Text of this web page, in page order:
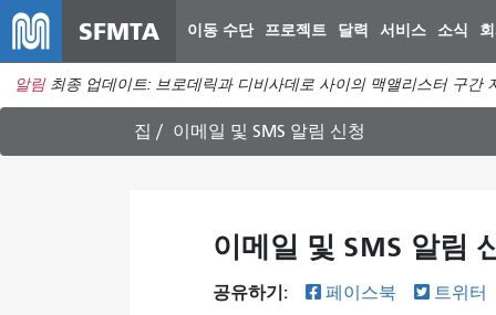
SFMTA 이동 수단 프로젝트 달력 서비스 소식
알림 최종 업데이트: 브로데릭과 디비사데로 사이의 맥앨리스터 구
집 이메일 및 SMS 알림 신청
이메일 및 SMS 알림
공유하기: 페이스북 트위터